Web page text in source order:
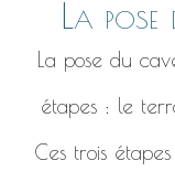
La
La pose du
étapes : le
Ces trois